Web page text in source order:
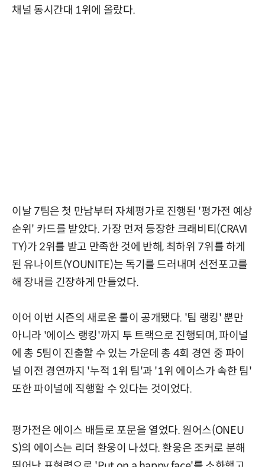
채널 동시간대 1위에 올랐다.
이날 7팀은 첫 만남부터 자체평가로 진행된 '평가전 예상
순위' 카드를 받았다. 가장 먼저 등장한 크래비티(CRAVI
TY)가 2위를 받고 만족한 것에 반해, 최하위 7위를 하게
된 유나이트(YOUNITE)는 독기를 드러내며 선전포고를
해 장내를 긴장하게 만들었다.
이어 이번 시즌의 새로운 룰이 공개됐다. '팀 랭킹' 뿐만
아니라 '에이스 랭킹'까지 투 트랙으로 진행되며, 파이널
에 총 5팀이 진출할 수 있는 가운데 총 4회 경연 중 파이
널 이전 경연까지 '누적 1위 팀'과 '1위 에이스가 속한 팀'
또한 파이널에 직행할 수 있다는 것이었다.
평가전은 에이스 배틀로 포문을 열었다. 원어스(ONEU
S)의 에이스는 리더 환웅이 나섰다. 환웅은 조커로 분해